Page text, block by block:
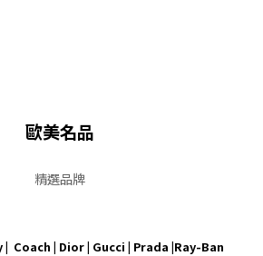
歐美名品
精選品牌
Coach | Dior | Gucci | Prada |Ray-Ban